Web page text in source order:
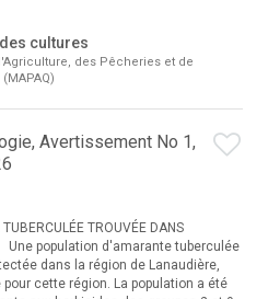
cultures
des Pêcheries et de
Avertissement No 1,
TROUVÉE DANS
Une population d'amarante tuberculée
dans la région de Lanaudière,
pour cette région. La population a été